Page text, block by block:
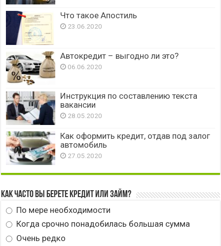
Что такое Апостиль
23.06.2020
Автокредит – выгодно ли это?
06.06.2020
Инструкция по составлению текста
вакансии
28.05.2020
Как оформить кредит, отдав под залог
автомобиль
27.05.2020
Как часто вы берете кредит или займ?
По мере необходимости
Когда срочно понадобилась большая сумма
Очень редко